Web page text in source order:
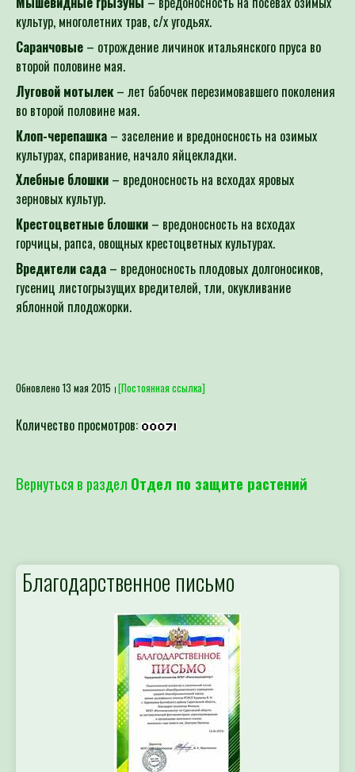
культур, многолетних трав, с/х угодьях.
Саранчовые – отрождение личинок итальянского пруса во
второй половине мая.
Луговой мотылек – лет бабочек перезимовавшего поколения
во второй половине мая.
Клоп-черепашка – заселение и вредоносность на озимых
культурах, спаривание, начало яйцекладки.
Хлебные блошки – вредоносность на всходах яровых
зерновых культур.
Крестоцветные блошки – вредоносность на всходах
горчицы, рапса, овощных крестоцветных культурах.
Вредители сада – вредоносность плодовых долгоносиков,
гусениц листогрызущих вредителей, тли, окукливание
яблонной плодожорки.
Обновлено 13 мая 2015 [Постоянная ссылка]
Количество просмотров:
Вернуться в раздел Отдел по защите растений
Благодарственное письмо